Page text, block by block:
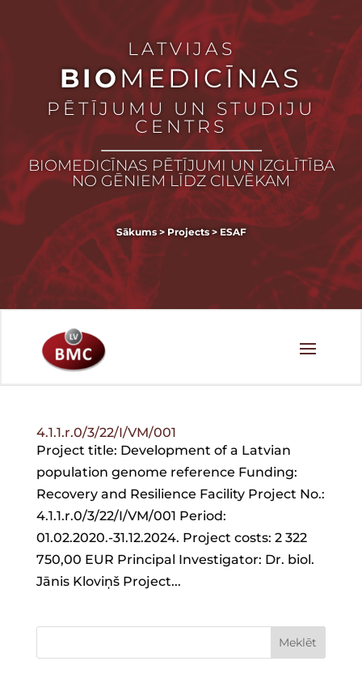
LATVIJAS
BIOMEDICĪNAS
PĒTĪJUMU UN STUDIJU
CENTRS
BIOMEDICĪNAS PĒTĪJUMI UN IZGLĪTĪBA
NO GĒNIEM LĪDZ CILVĒKAM
Sākums> Projects> ESAF
4.1.1.r.0/3/22/I/VM/001
Project title: Development of a Latvian
population genome reference Funding:
Recovery and Resilience Facility Project No.:
4.1.1.r.0/3/22/I/VM/001 Period:
01.02.2020.-31.12.2024. Project costs: 2 322
750,00 EUR Principal Investigator: Dr. biol.
Jānis Kloviņš Project...